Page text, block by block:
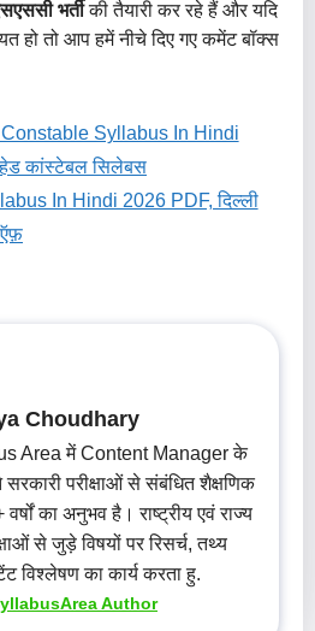
भर्तीकी तैयारी कर रहे हैं और यदि
हो तो आप हमें नीचे दिए गए कमेंट बॉक्स
Syllabus In Hindi
कांस्टेबल सिलेबस
In Hindi 2026 PDF, दिल्ली
Choudhary
Area में Content Manager के
परीक्षाओं से संबंधित शैक्षणिक
का अनुभव है। राष्ट्रीय एवं राज्य
से जुड़े विषयों पर रिसर्च, तथ्य
विश्लेषण का कार्य करता हु.
Author